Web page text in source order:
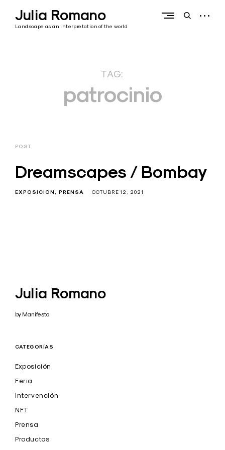
contentJulia Romano
Landscape as an interpretation of the world
openopen
TAG:
patrocinio
POST
Dreamscapes / Bombay
EXPOSICIÓN PRENSA OCTUBRE 12, 2021
Julia Romano
by Manifesto
CATEGORÍAS
Exposición
Feria
Intervención
NFT
Prensa
Productos